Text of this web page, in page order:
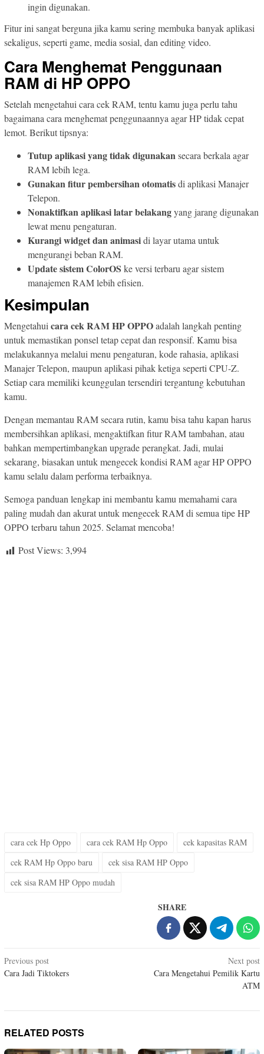
ingin digunakan.
Fitur ini sangat berguna jika kamu sering membuka banyak aplikasi
sekaligus, seperti game, media sosial, dan editing video.
Cara Menghemat Penggunaan
RAM di HP OPPO
Setelah mengetahui cara cek RAM, tentu kamu juga perlu tahu
bagaimana cara menghemat penggunaannya agar HP tidak cepat
lemot. Berikut tipsnya:
Tutup aplikasi yang tidak digunakansecara berkala agar
RAM lebih lega.
Gunakan fitur pembersihan otomatisdi aplikasi Manajer
Telepon.
Nonaktifkan aplikasi latar belakangyang jarang digunakan
lewat menu pengaturan.
Kurangi widget dan animasidi layar utama untuk
mengurangi beban RAM.
Update sistem ColorOS ke versi terbaru agar sistem
manajemen RAM lebih efisien.
Kesimpulan
Mengetahui cara cek RAM HP OPPOadalah langkah penting
untuk memastikan ponsel tetap cepat dan responsif. Kamu bisa
melakukannya melalui menu pengaturan, kode rahasia, aplikasi
Manajer Telepon, maupun aplikasi pihak ketiga seperti CPU-Z.
Setiap cara memiliki keunggulan tersendiri tergantung kebutuhan
kamu.
Dengan memantau RAM secara rutin, kamu bisa tahu kapan harus
membersihkan aplikasi, mengaktifkan fitur RAM tambahan, atau
bahkan mempertimbangkan upgrade perangkat. Jadi, mulai
sekarang, biasakan untuk mengecek kondisi RAM agar HP OPPO
kamu selalu dalam performa terbaiknya.
Semoga panduan lengkap ini membantu kamu memahami cara
paling mudah dan akurat untuk mengecek RAM di semua tipe HP
OPPO terbaru tahun 2025. Selamat mencoba!
Post Views: 3,994
cara cek Hp Oppo cara cek RAM Hp Oppo
cek kapasitas RAM
cek RAM Hp Oppo baru
cek sisa RAM HP Oppo
cek sisa RAM HP Oppo mudah
SHARE
Post
navigation
Previous post
Cara Jadi Tiktokers
Next post
Cara Mengetahui Pemilik Kartu
ATM
RELATED POSTS